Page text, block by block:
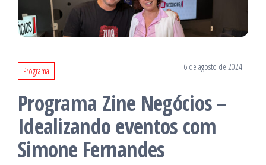
Programa 6 de agosto de 2024
Programa Zine Negócios –
Idealizando eventos com
Simone Fernandes